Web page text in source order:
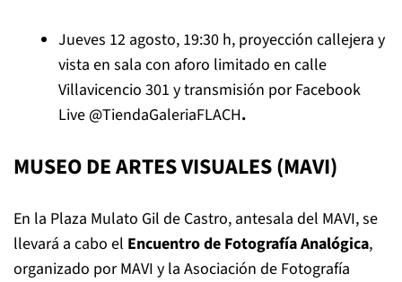
Jueves 12 agosto, 19:30 h, proyección callejera y
vista en sala con aforo limitado en calle
Villavicencio 301 y transmisión por Facebook
Live @TiendaGaleriaFLACH.
MUSEO DE ARTES VISUALES (MAVI)
En la Plaza Mulato Gil de Castro, antesala del MAVI, se
llevará a cabo el Encuentro de Fotografía Analógica,
organizado por MAVI y la Asociación de Fotografía